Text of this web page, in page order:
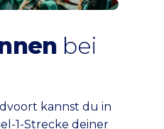
bei
kannst du in
1-Strecke deiner